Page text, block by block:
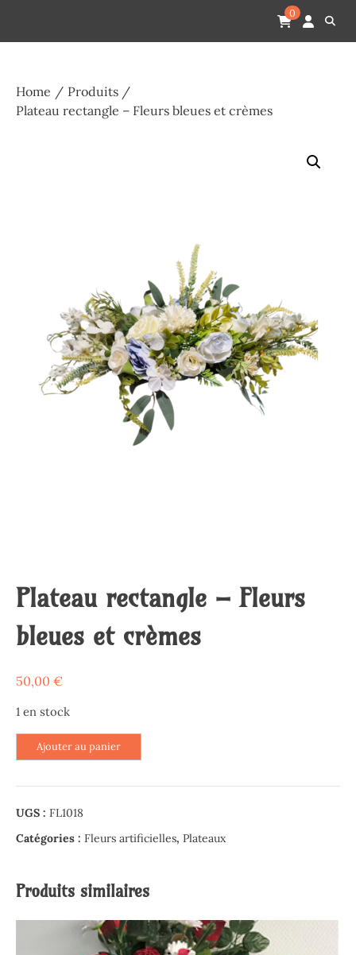
content
Espace Funéraire Michel Gardechaux
0
Home
Produits
Plateau rectangle – Fleurs bleues et crèmes
Plateau rectangle – Fleurs
bleues et crèmes
50,00 €
1 en stock
quantité
de
-
Fleurs
crèmes
Ajouter au panier
UGS : FL1018
Catégories : Fleurs artificielles, Plateaux
Produits similaires